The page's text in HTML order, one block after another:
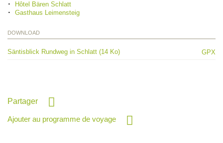
Hôtel Bären Schlatt
Gasthaus Leimensteig
DOWNLOAD
Säntisblick Rundweg in Schlatt (14 Ko) GPX
Partager
Ajouter au programme de voyage